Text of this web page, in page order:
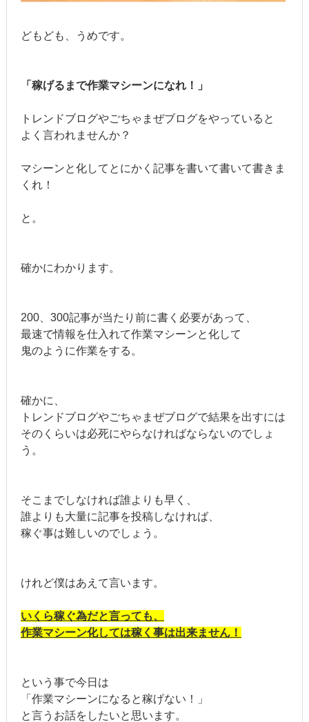
どもども、うめです。
「稼げるまで作業マシーンになれ！」
トレンドブログやごちゃまぜブログをやっていると
よく言われませんか？
マシーンと化してとにかく記事を書いて書いて書きま
くれ！
と。
確かにわかります。
200、300記事が当たり前に書く必要があって、
最速で情報を仕入れて作業マシーンと化して
鬼のように作業をする。
確かに、
トレンドブログやごちゃまぜブログで結果を出すには
そのくらいは必死にやらなければならないのでしょ
う。
そこまでしなければ誰よりも早く、
誰よりも大量に記事を投稿しなければ、
稼ぐ事は難しいのでしょう。
けれど僕はあえて言います。
いくら稼ぐ為だと言っても、
作業マシーン化しては稼く事は出来ません！
という事で今日は
「作業マシーンになると稼げない！」
と言うお話をしたいと思います。